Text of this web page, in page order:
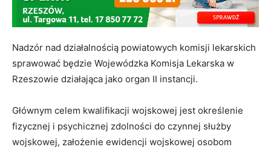
Nadzór nad działalnością powiatowych komisji lekarskich
sprawować będzie Wojewódzka Komisja Lekarska w
Rzeszowie działająca jako organ II instancji.
Głównym celem kwalifikacji wojskowej jest określenie
fizycznej i psychicznej zdolności do czynnej służby
wojskowej, założenie ewidencji wojskowej osobom